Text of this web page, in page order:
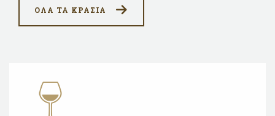
ΟΛΑ ΤΑ ΚΡΑΣΙΑ